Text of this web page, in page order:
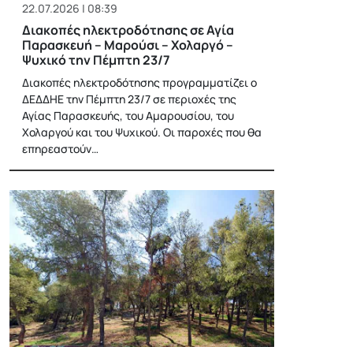
22.07.2026 | 08:39
Διακοπές ηλεκτροδότησης σε Αγία
Παρασκευή – Μαρούσι – Χολαργό –
Ψυχικό την Πέμπτη 23/7
Διακοπές ηλεκτροδότησης προγραμματίζει ο
ΔΕΔΔΗΕ την Πέμπτη 23/7 σε περιοχές της
Αγίας Παρασκευής, του Αμαρουσίου, του
Χολαργού και του Ψυχικού. Οι παροχές που θα
επηρεαστούν…